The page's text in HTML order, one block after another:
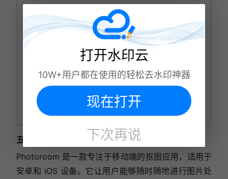
五、Photoroom
Photoroom 是一款专注于移动端的抠图应用，适用于
安卓和 iOS 设备。它让用户能够随时随地进行图片处
打开水印云
10W+用户都在使用的轻松去水印神器
现在打开
下次再说